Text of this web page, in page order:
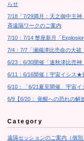
らせ
7/18「7/29満月：天之御中主
斉遠隔ワークのご案内
7/10：7/14 蟹座新月「
7/4：7/7「瀬織津比売命の大祓
6/23：6/30開催「速秋津比売
6/11：6/16開催｜宇宙イシス★
6/10：「6/21夏至開催 宇宙イ
6/9【6/20： 覚醒への恐れの解
Category
遠隔セッションのご案内（個別